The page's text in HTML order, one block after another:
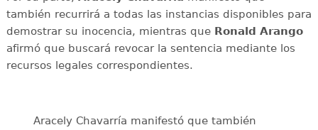
también recurrirá a todas las instancias disponibles para
demostrar su inocencia, mientras que Ronald Arango
afirmó que buscará revocar la sentencia mediante los
recursos legales correspondientes.
Aracely Chavarría manifestó que también